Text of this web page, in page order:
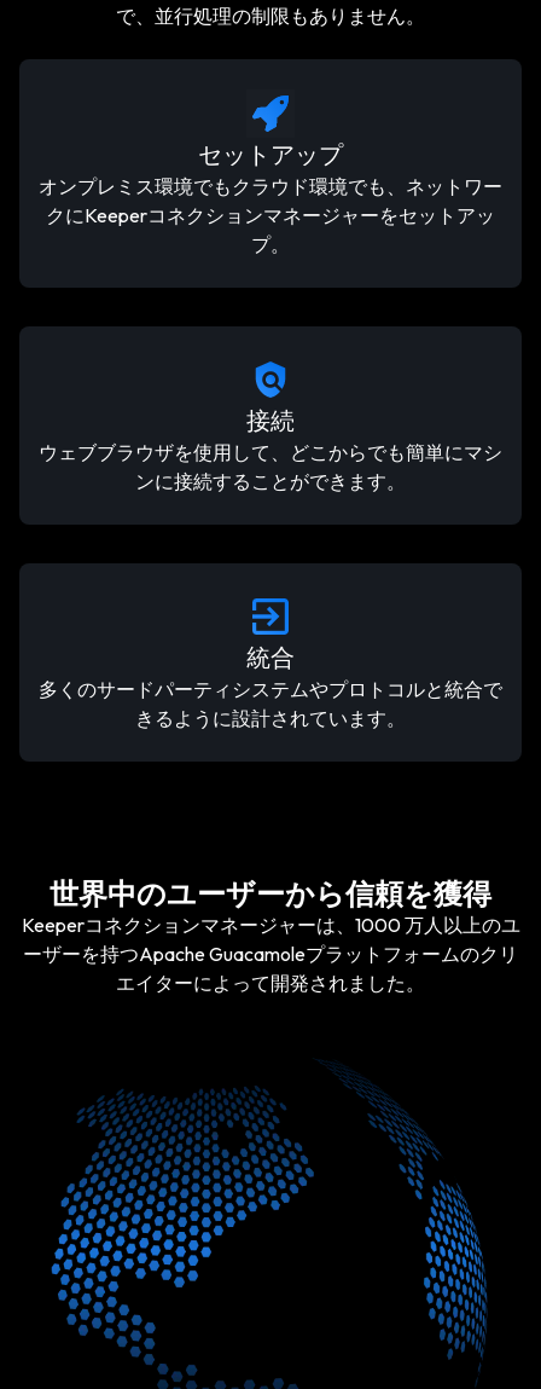
で、並行処理の制限もありません。
セットアップ
オンプレミス環境でもクラウド環境でも、ネットワー
クにKeeperコネクションマネージャーをセットアッ
プ。
接続
ウェブブラウザを使用して、どこからでも簡単にマシ
ンに接続することができます。
統合
多くのサードパーティシステムやプロトコルと統合で
きるように設計されています。
世界中のユーザーから信頼を獲得
Keeperコネクションマネージャーは、1000 万人以上のユ
ーザーを持つApache Guacamoleプラットフォームのクリ
エイターによって開発されました。